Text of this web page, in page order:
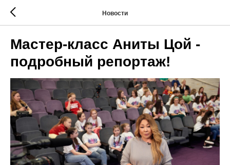
Новости
Мастер-класс Аниты Цой -
подробный репортаж!